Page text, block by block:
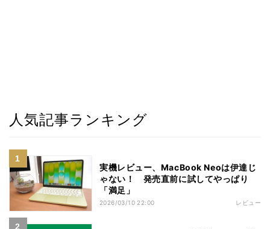
人気記事ランキング
実機レビュー、MacBook Neoは伊達じ
ゃない！ 発売直前に試してやっぱり
「満足」
2026/03/10 22:00 レビュー